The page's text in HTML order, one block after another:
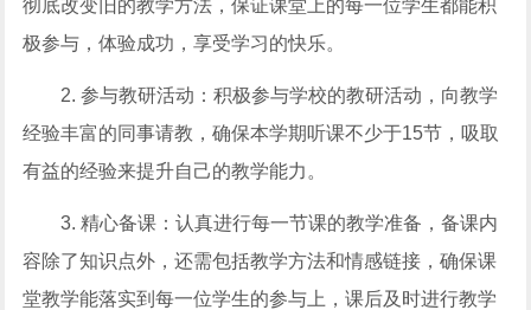
彻底改变旧的教学方法，保证课堂上的每一位学生都能积
极参与，体验成功，享受学习的快乐。
2. 参与教研活动：积极参与学校的教研活动，向教学
经验丰富的同事请教，确保本学期听课不少于15节，吸取
有益的经验来提升自己的教学能力。
3. 精心备课：认真进行每一节课的教学准备，备课内
容除了知识点外，还需包括教学方法和情感链接，确保课
堂教学能落实到每一位学生的参与上，课后及时进行教学